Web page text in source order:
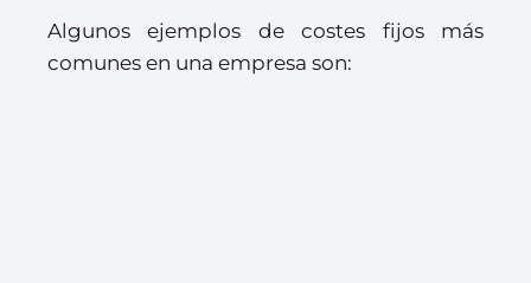
Algunos ejemplos de costes fijos más
comunes en una empresa son: